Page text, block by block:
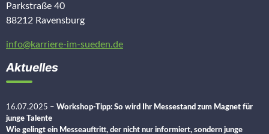
Parkstraße 40
88212 Ravensburg
info@karriere-im-sueden.de
Aktuelles
16.07.2025 – Workshop-Tipp: So wird Ihr Messestand zum Magnet für
junge Talente
Wie gelingt ein Messeauftritt, der nicht nur informiert, sondern junge